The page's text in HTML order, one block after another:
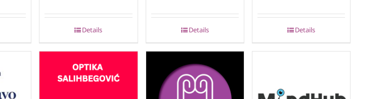
Details Details Details